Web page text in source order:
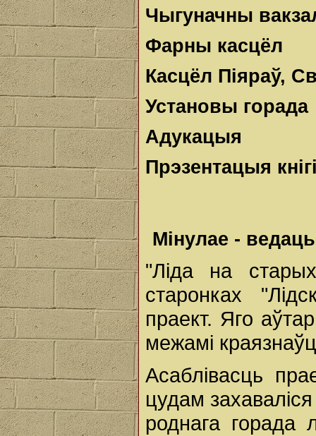
Чыгуначны
Фарны касцёл
Касцёл Піяраў,
Установы горада
Адукацыя
Прэзентацыя
Мінулае -
"Ліда на
старонках
праект. Яго
межамі
Асаблівасць
цудам
роднага горада